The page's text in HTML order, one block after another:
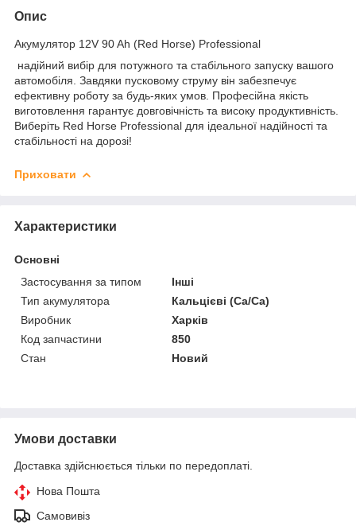
Опис
Акумулятор 12V 90 Ah (Red Horse) Professional
надійний вибір для потужного та стабільного запуску вашого
автомобіля. Завдяки пусковому струму він забезпечує
ефективну роботу за будь-яких умов. Професійна якість
виготовлення гарантує довговічність та високу продуктивність.
Виберіть Red Horse Professional для ідеальної надійності та
стабільності на дорозі!
Приховати
Характеристики
Основні
Застосування за типом
Інші
Тип акумулятора
Кальцієві (Ca/Ca)
Виробник
Харків
Код запчастини
850
Стан
Новий
Умови доставки
Доставка здійснюється тільки по передоплаті.
Нова Пошта
Самовивіз